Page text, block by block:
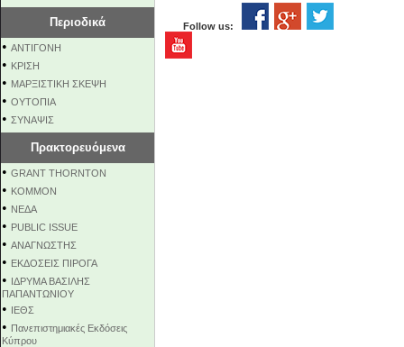
Περιοδικά
• ΑΝΤΙΓΟΝΗ
• ΚΡΙΣΗ
• ΜΑΡΞΙΣΤΙΚΗ ΣΚΕΨΗ
• ΟΥΤΟΠΙΑ
• ΣΥΝΑΨΙΣ
Πρακτορευόμενα
• GRANT THORNTON
• KOMMON
• NEΔΑ
• PUBLIC ISSUE
• ΑΝΑΓΝΩΣΤΗΣ
• ΕΚΔΟΣΕΙΣ ΠΙΡΟΓΑ
• ΙΔΡΥΜΑ ΒΑΣΙΛΗΣ
ΠΑΠΑΝΤΩΝΙΟΥ
• ΙΕΘΣ
• Πανεπιστημιακές Εκδόσεις
Κύπρου
Follow us: